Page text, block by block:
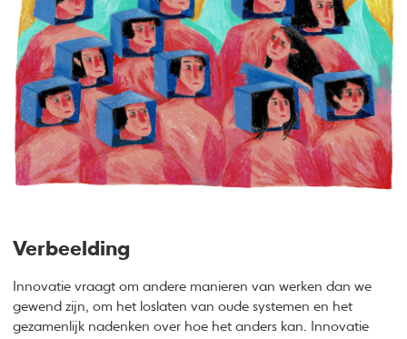
Verbeelding
Innovatie vraagt om andere manieren van werken dan we
gewend zijn, om het loslaten van oude systemen en het
gezamenlijk nadenken over hoe het anders kan. Innovatie